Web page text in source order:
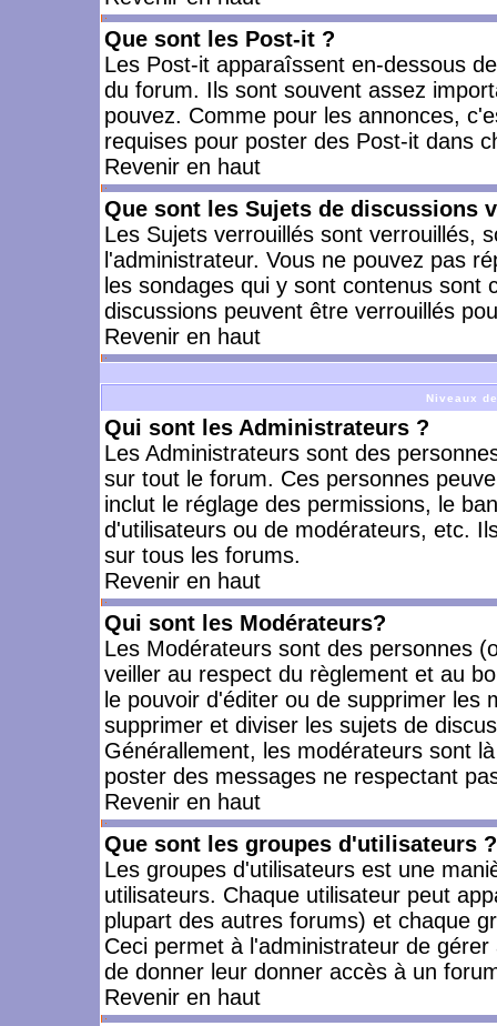
Que sont les Post-it ?
Les Post-it apparaîssent en-dessous
du forum. Ils sont souvent assez
pouvez. Comme pour les annonces,
requises pour poster des Post-it dans
Revenir en haut
Que sont les Sujets de discussions
Les Sujets verrouillés sont verrouillés,
l'administrateur. Vous ne pouvez pas
les sondages qui y sont contenus
discussions peuvent être verrouillés
Revenir en haut
Niveaux
Qui sont les Administrateurs ?
Les Administrateurs sont des
sur tout le forum. Ces personnes
inclut le réglage des permissions, le
d'utilisateurs ou de modérateurs, etc.
sur tous les forums.
Revenir en haut
Qui sont les Modérateurs?
Les Modérateurs sont des personnes
veiller au respect du règlement et au
le pouvoir d'éditer ou de supprimer les
supprimer et diviser les sujets de
Générallement, les modérateurs sont
poster des messages ne respectant
Revenir en haut
Que sont les groupes d'utilisateurs ?
Les groupes d'utilisateurs est une
utilisateurs. Chaque utilisateur peut
plupart des autres forums) et chaque
Ceci permet à l'administrateur de
de donner leur donner accès à un
Revenir en haut